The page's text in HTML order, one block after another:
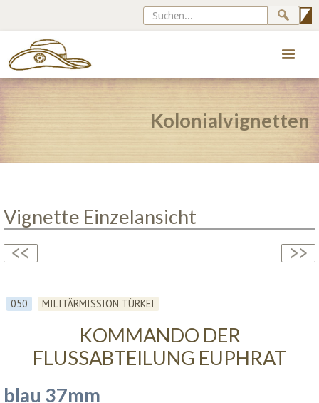
Kolonialvignetten
Vignette Einzelansicht
050 MILITÄRMISSION TÜRKEI
KOMMANDO DER
FLUSSABTEILUNG EUPHRAT
blau 37mm